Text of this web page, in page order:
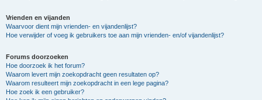
Vrienden en vijanden
Waarvoor dient mijn vrienden- en vijandenlijst?
Hoe verwijder of voeg ik gebruikers toe aan mijn vrienden- en/of vijandenlijst?
Forums doorzoeken
Hoe doorzoek ik het forum?
Waarom levert mijn zoekopdracht geen resultaten op?
Waarom resulteert mijn zoekopdracht in een lege pagina?
Hoe zoek ik een gebruiker?